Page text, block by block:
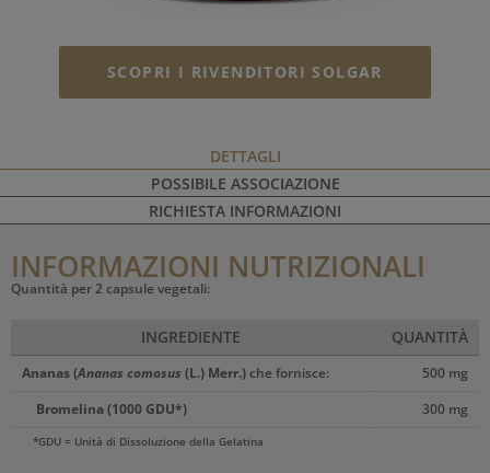
SCOPRI I RIVENDITORI SOLGAR
DETTAGLI
POSSIBILE ASSOCIAZIONE
RICHIESTA INFORMAZIONI
INFORMAZIONI NUTRIZIONALI
Quantità per 2 capsule vegetali:
INGREDIENTE QUANTITÀ
Ananas (Ananas comosus (L.) Merr.)che fornisce:
500 mg
Bromelina (1000 GDU*)
300 mg
*GDU = Unità di Dissoluzione della Gelatina